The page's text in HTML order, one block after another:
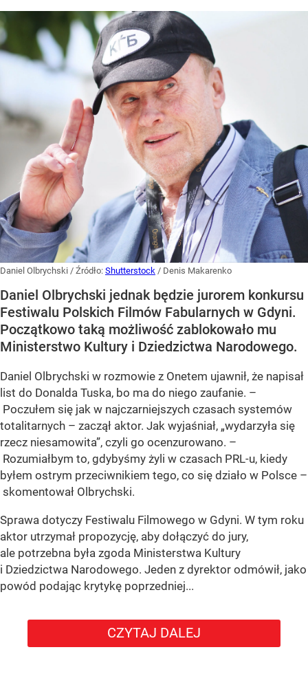
Daniel Olbrychski / Źródło: Shutterstock / Denis Makarenko
Daniel Olbrychski jednak będzie jurorem konkursu
Festiwalu Polskich Filmów Fabularnych w Gdyni.
Początkowo taką możliwość zablokowało mu
Ministerstwo Kultury i Dziedzictwa Narodowego.
Daniel Olbrychski w rozmowie z Onetem ujawnił, że napisał
list do Donalda Tuska, bo ma do niego zaufanie. –
Poczułem się jak w najczarniejszych czasach systemów
totalitarnych – zaczął aktor. Jak wyjaśniał, „wydarzyła się
rzecz niesamowita”, czyli go ocenzurowano. –
Rozumiałbym to, gdybyśmy żyli w czasach PRL-u, kiedy
byłem ostrym przeciwnikiem tego, co się działo w Polsce –
skomentował Olbrychski.
Sprawa dotyczy Festiwalu Filmowego w Gdyni. W tym roku
aktor utrzymał propozycję, aby dołączyć do jury,
ale potrzebna była zgoda Ministerstwa Kultury
i Dziedzictwa Narodowego. Jeden z dyrektor odmówił, jako
powód podając krytykę poprzedniej...
CZYTAJ DALEJ